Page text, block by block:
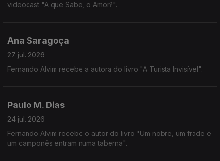
videocast "A que Sabe, o Amor?".
Ana Saragoça
27 jul. 2026
Fernando Alvim recebe a autora do livro "A Turista Invisível".
Paulo M. Dias
24 jul. 2026
Fernando Alvim recebe o autor do livro "Um nobre, um frade e
um camponês entram numa taberna".